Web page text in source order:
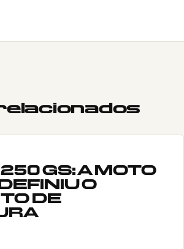
GS: A MOTO
O
DE